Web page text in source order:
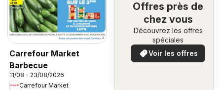
Carrefour Market
Barbecue
11/08 - 23/08/2026
Carrefour Market
Offres près de
chez vous
Découvrez les offres
spéciales
Voir les offres